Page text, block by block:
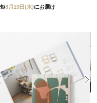
8月19日(水)にお届け